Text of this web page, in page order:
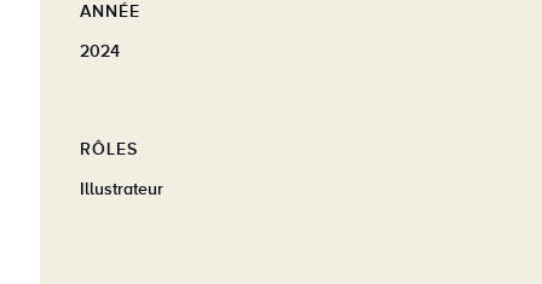
ANNÉE
2024
RÔLES
Illustrateur